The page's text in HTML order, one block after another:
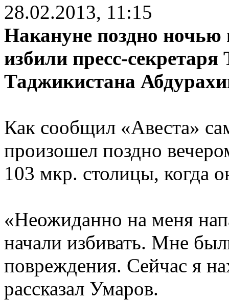
28.02.2013, 11:15
Накануне поздно ночью
избили пресс-
Таджикистана
Как сообщил «Авеста»
произошел поздно
103 мкр. столицы, когда
«Неожиданно на меня
начали избивать. Мне
повреждения. Сейчас я
рассказал Умаров.